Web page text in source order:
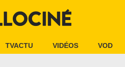
TVACTU VIDÉOS VOD